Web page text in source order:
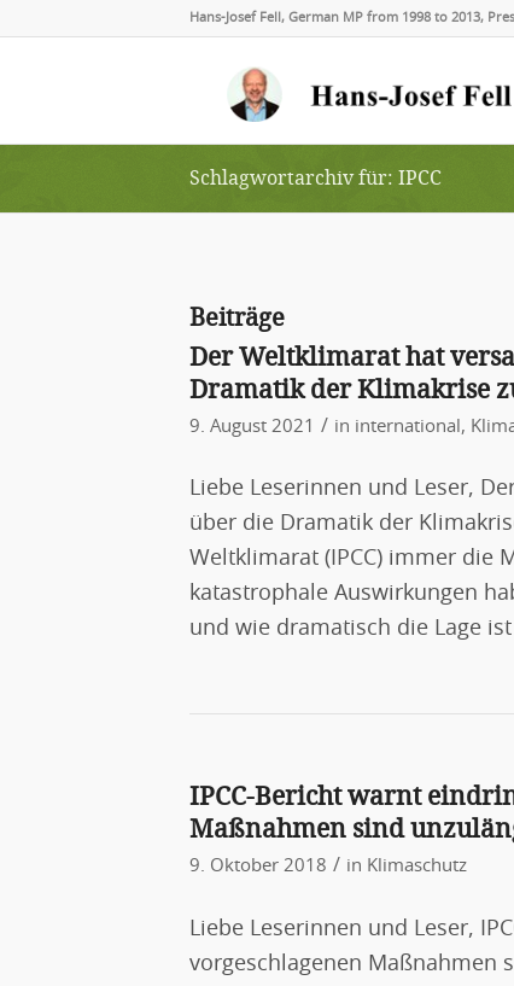
Hans-Josef Fell, German MP from 1998 to 2013,
Schlagwortarchiv für: IPCC
Beiträge
Der Weltklimarat hat
Dramatik der Klimakrise
9. August 2021 / in international ,
Liebe Leserinnen und Leser,
über die Dramatik der
Weltklimarat (IPCC) immer die
katastrophale Auswirkungen
und wie dramatisch die Lage
IPCC-Bericht warnt
Maßnahmen sind
9. Oktober 2018 / in Klimaschutz
Liebe Leserinnen und Leser,
vorgeschlagenen Maßnahmen